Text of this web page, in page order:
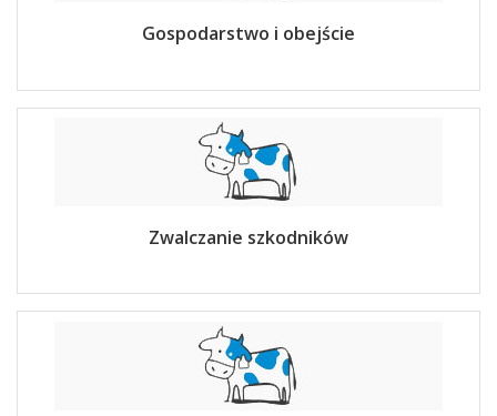
Gospodarstwo i obejście
Zwalczanie szkodników